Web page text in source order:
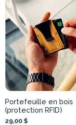
Portefeuille en bois
(protection RFID)
29,00 $